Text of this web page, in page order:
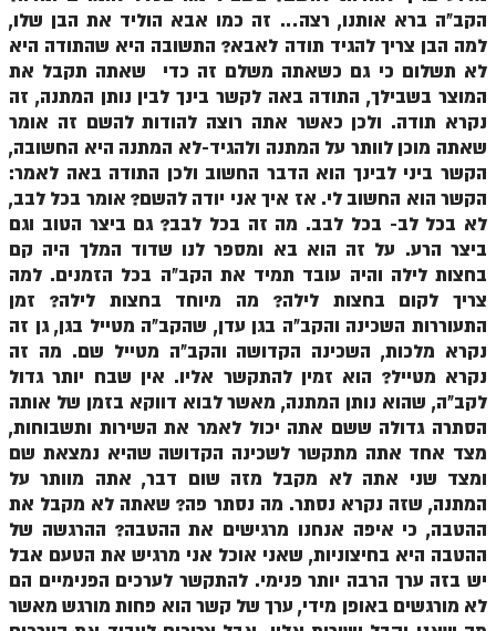
ספר הזוהר – שמות
הזוהר הקדוש שמות מתחילים
הזוהר הקדוש שמות מתקדמים
הזוהר הקדוש וארא מתחילים
הזוהר הקדוש וארא מתקדמים
הזוהר הקדוש בא מתחילים
הזוהר הקדוש בשלח מתחילים
הזוהר הקדוש בשלח מתקדמים
הזוהר הקדוש יתרו מתחילים
הזוהר הקדוש יתרו מתקדמים
הזוהר הקדוש משפטים מתקדמים
הזוהר הקדוש תרומה השקפה
הזוהר הקדוש תרומה מתקדמים
הקב"ה ברא אותנו, רצה… זה כמו אבא הוליד את הבן שלו,
למה הבן צריך להגיד תודה לאבא? התשובה היא שהתודה היא
לא תשלום כי גם כשאתה משלם זה כדי שאתה תקבל את
המוצר בשבילך, התודה באה לקשר בינך לבין נותן המתנה, זה
נקרא תודה. ולכן כאשר אתה רוצה להודות להשם זה אומר
שאתה מוכן לוותר על המתנה ולהגיד-לא המתנה היא החשובה,
הקשר ביני לבינך הוא הדבר החשוב ולכן התודה באה לאמר:
הקשר הוא החשוב לי. אז איך אני יודה להשם? אומר בכל לבב,
לא בכל לב- בכל לבב. מה זה בכל לבב? גם ביצר הטוב וגם
ביצר הרע. על זה הוא בא ומספר לנו שדוד המלך היה קם
בחצות לילה והיה עובד תמיד את הקב"ה בכל הזמנים. למה
צריך לקום בחצות לילה? מה מיוחד בחצות לילה? זמן
התעוררות השכינה והקב"ה בגן עדן, שהקב"ה מטייל בגן, גן זה
נקרא מלכות, השכינה הקדושה והקב"ה מטייל שם. מה זה
נקרא מטייל? הוא זמין להתקשר אליו. אין שבח יותר גדול
לקב"ה, שהוא נותן המתנה, מאשר לבוא דווקא בזמן של אותה
הסתרה גדולה ששם אתה יכול לאמר את השירות ותשבוחות,
מצד אחד אתה מתקשר לשכינה הקדושה שהיא נמצאת שם
ומצד שני אתה לא מקבל מזה שום דבר, אתה מוותר על
המתנה, שזה נקרא נסתר. מה נסתר פה? שאתה לא מקבל את
ההטבה, כי איפה אנחנו מרגישים את ההטבה? ההרגשה של
ההטבה היא בחיצוניות, שאני אוכל אני מרגיש את הטעם אבל
יש בזה ערך הרבה יותר פנימי. להתקשר לערכים הפנימיים הם
לא מורגשים באופן מידי, ערך של קשר הוא פחות מורגש מאשר